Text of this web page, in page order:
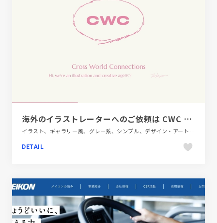
海外のイラストレーターへのご依頼は CWC TOKYO – Cross World Connections– クロスワールドコネクションズ
イラスト、ギャラリー風、グレー系、シンプル、デザイン・アート・音楽・文芸、ナチュラル、ホワイト系、ポートフォリオ、大きめ写真
DETAIL